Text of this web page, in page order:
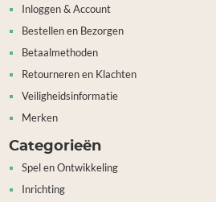
Inloggen & Account
Bestellen en Bezorgen
Betaalmethoden
Retourneren en Klachten
Veiligheidsinformatie
Merken
Categorieën
Spel en Ontwikkeling
Inrichting